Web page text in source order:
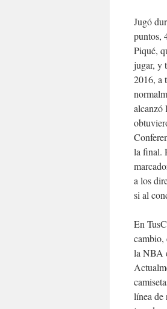
Jugó
puntos,
Piqué,
jugar, y
2016, a
alcanzó
la final.
a los
si al
En
cambio,
la NBA
línea de